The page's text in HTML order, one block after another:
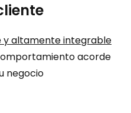
y altamente integrable
acorde
negocio